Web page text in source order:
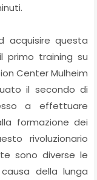
acquisire questa
primo training su
Center Mulheim
il secondo di
a effettuare
formazione dei
rivoluzionario
sono diverse le
della lunga